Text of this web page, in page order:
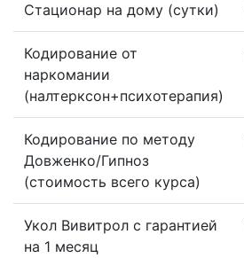
Стационар на дому (сутки)
Кодирование от
наркомании
(налтерксон+психотерапия)
Кодирование по методу
Довженко/Гипноз
(стоимость всего курса)
Укол Вивитрол с гарантией
на 1 месяц